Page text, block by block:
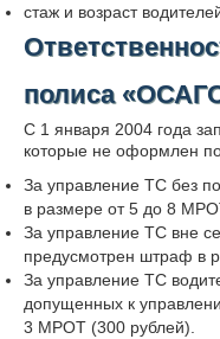
стаж и возраст
полиса
С 1 января 2004 года
которые не оформлен
За управление ТС без
в размере от 5 до 8
За управление ТС вне
предусмотрен штраф в
За управление ТС
допущенных к
3 МРОТ (300 рублей).